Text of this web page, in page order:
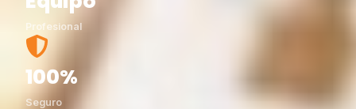
Profesional
100%
Seguro